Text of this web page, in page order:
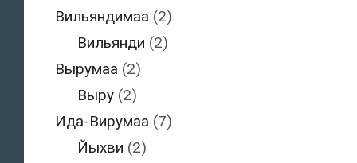
Вильяндимаа (2)
Вильянди (2)
Вырумаа (2)
Выру (2)
Ида-Вирумаа (7)
Йыхви (2)